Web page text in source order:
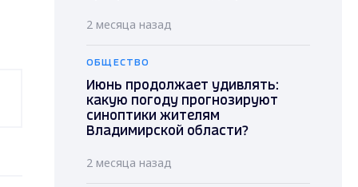
2 месяца назад
ОБЩЕСТВО
Июнь продолжает удивлять:
какую погоду прогнозируют
синоптики жителям
Владимирской области?
2 месяца назад